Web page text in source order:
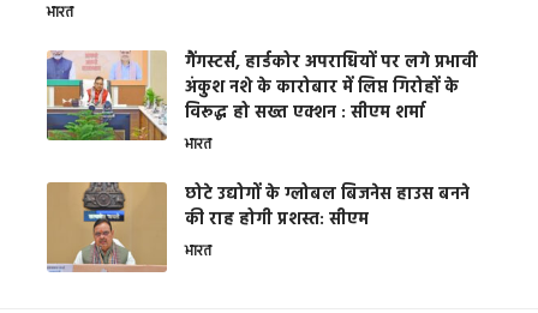
भारत
गैंगस्टर्स, हार्डकोर अपराधियों पर लगे प्रभावी
अंकुश नशे के कारोबार में लिप्त गिरोहों के
विरूद्ध हो सख्त एक्शन : सीएम शर्मा
भारत
छोटे उद्योगों के ग्लोबल बिजनेस हाउस बनने
की राह होगी प्रशस्त: सीएम
भारत